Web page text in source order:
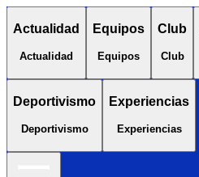
Actualidad
Actualidad
Equipos
Equipos
Club
Club
Deportivismo
Deportivismo
Experiencias
Experiencias